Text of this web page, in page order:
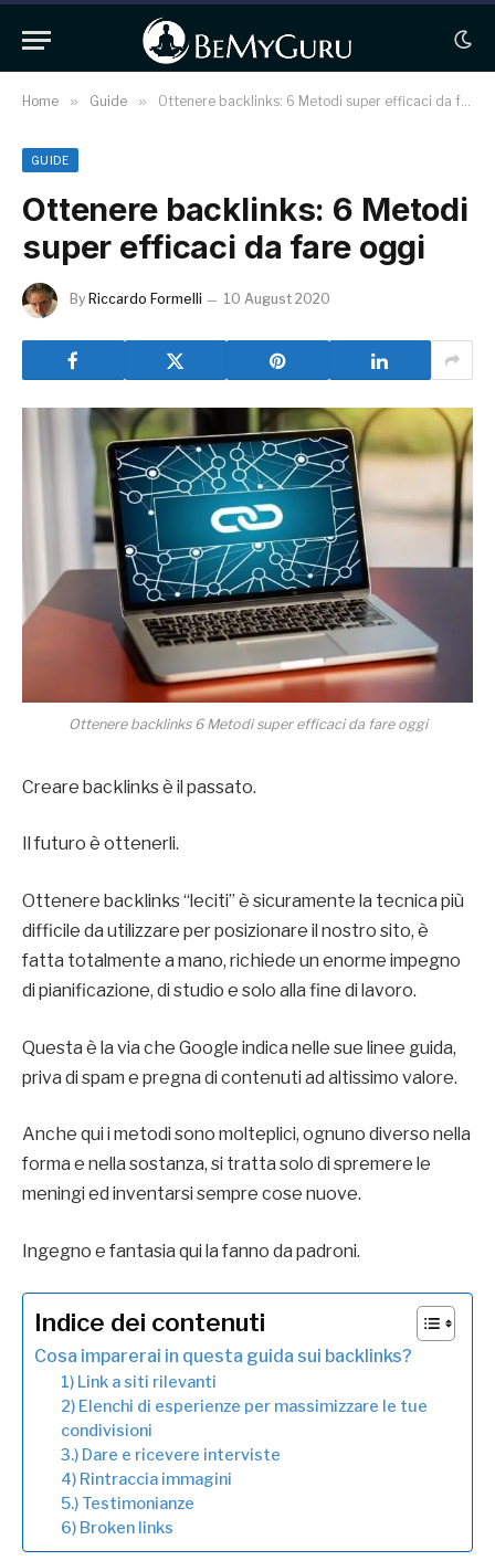
Home » Guide » Ottenere backlinks: 6 Metodi super efficaci da fare oggi
GUIDE
Ottenere backlinks: 6 Metodi
super efficaci da fare oggi
By Riccardo Formelli 10 August 2020
Ottenere backlinks 6 Metodi super efficaci da fare oggi
Creare backlinks è il passato.
Il futuro è ottenerli.
Ottenere backlinks “leciti” è sicuramente la tecnica più
difficile da utilizzare per posizionare il nostro sito, è
fatta totalmente a mano, richiede un enorme impegno
di pianificazione, di studio e solo alla fine di lavoro.
Questa è la via che Google indica nelle sue linee guida,
priva di spam e pregna di contenuti ad altissimo valore.
Anche qui i metodi sono molteplici, ognuno diverso nella
forma e nella sostanza, si tratta solo di spremere le
meningi ed inventarsi sempre cose nuove.
Ingegno e fantasia qui la fanno da padroni.
Indice dei contenuti
Cosa imparerai in questa guida sui backlinks?
1) Link a siti rilevanti
2) Elenchi di esperienze per massimizzare le tue
condivisioni
3.) Dare e ricevere interviste
4) Rintraccia immagini
5.) Testimonianze
6) Broken links